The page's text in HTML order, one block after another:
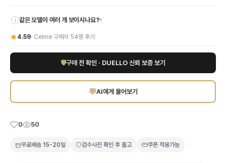
i 같은 모델이 여러 개 보이시나요?▾
4.59· Celine 구매자 54명 후기
🛡구매 전 확인 · DUELLO 신뢰 보증 보기
💬AI에게 물어보기
0 50
무료배송 15-20일 검수사진 확인 후 출고 쿠폰 적용가능